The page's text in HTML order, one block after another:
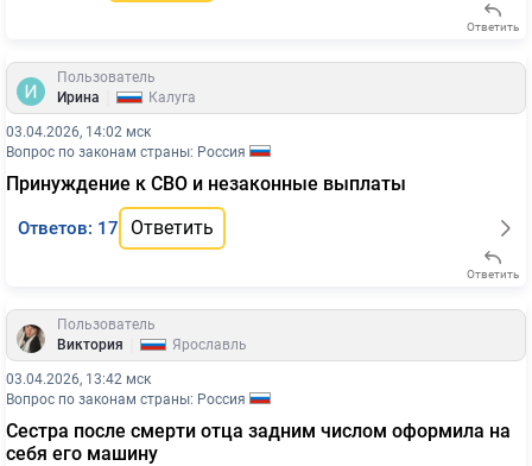
Ответить
Пользователь
Ирина
Калуга
03.04.2026, 14:02 мск
Вопрос по законам страны: Россия
Принуждение к СВО и незаконные выплаты
Ответов: 17 Ответить
Ответить
Пользователь
Виктория
Ярославль
03.04.2026, 13:42 мск
Вопрос по законам страны: Россия
Сестра после смерти отца задним числом оформила на
себя его машину